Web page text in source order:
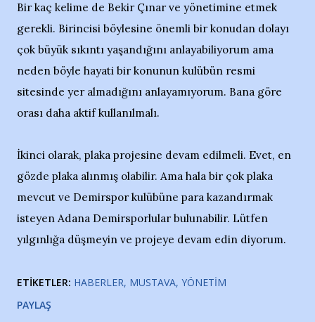
Bir kaç kelime de Bekir Çınar ve yönetimine etmek
gerekli. Birincisi böylesine önemli bir konudan dolayı
çok büyük sıkıntı yaşandığını anlayabiliyorum ama
neden böyle hayati bir konunun kulübün resmi
sitesinde yer almadığını anlayamıyorum. Bana göre
orası daha aktif kullanılmalı.
İkinci olarak, plaka projesine devam edilmeli. Evet, en
gözde plaka alınmış olabilir. Ama hala bir çok plaka
mevcut ve Demirspor kulübüne para kazandırmak
isteyen Adana Demirsporlular bulunabilir. Lütfen
yılgınlığa düşmeyin ve projeye devam edin diyorum.
ETIKETLER: HABERLER MUSTAVA YÖNETIM
PAYLAŞ